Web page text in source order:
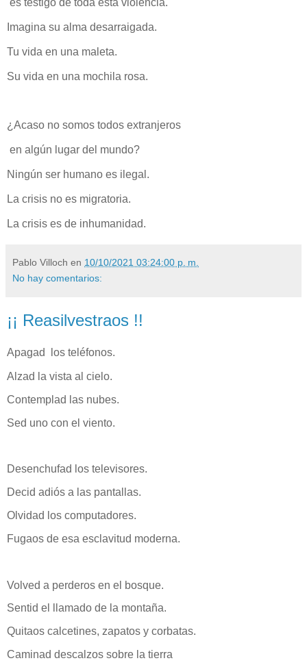
es testigo de toda esta violencia.
Imagina su alma desarraigada.
Tu vida en una maleta.
Su vida en una mochila rosa.
¿Acaso no somos todos extranjeros
en algún lugar del mundo?
Ningún ser humano es ilegal.
La crisis no es migratoria.
La crisis es de inhumanidad.
Pablo Villoch en 10/10/2021 03:24:00 p. m.
No hay comentarios:
¡¡ Reasilvestraos !!
Apagad los teléfonos.
Alzad la vista al cielo.
Contemplad las nubes.
Sed uno con el viento.
Desenchufad los televisores.
Decid adiós a las pantallas.
Olvidad los computadores.
Fugaos de esa esclavitud moderna.
Volved a perderos en el bosque.
Sentid el llamado de la montaña.
Quitaos calcetines, zapatos y corbatas.
Caminad descalzos sobre la tierra